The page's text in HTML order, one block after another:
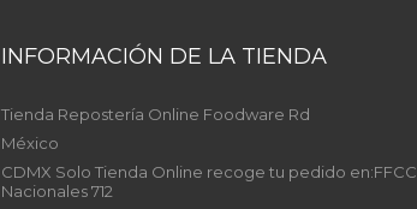
INFORMACIÓN DE LA TIENDA
Tienda Repostería Online Foodware Rd
México
CDMX Solo Tienda Online recoge tu pedido en:FFCC
Nacionales 712